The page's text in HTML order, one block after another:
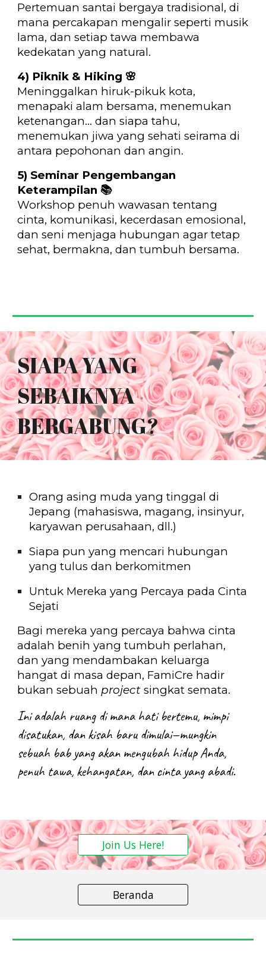
Pertemuan santai bergaya tradisional, di
mana percakapan mengalir seperti musik
lama, dan setiap tawa membawa
kedekatan yang natural.
4) Piknik & Hiking 🌸
Meninggalkan hiruk-pikuk kota,
menapaki alam bersama, menemukan
ketenangan… dan siapa tahu,
menemukan jiwa yang sehati seirama di
antara pepohonan dan angin.
5) Seminar Pengembangan
Keterampilan 📚
Workshop penuh wawasan tentang
cinta, komunikasi, kecerdasan emosional,
dan seni menjaga hubungan agar tetap
sehat, bermakna, dan tumbuh bersama.
SIAPA YANG
SEBAIKNYA
BERGABUNG?
Orang asing muda yang tinggal di
Jepang (mahasiswa, magang, insinyur,
karyawan perusahaan, dll.)
Siapa pun yang mencari hubungan
yang tulus dan berkomitmen
Untuk Mereka yang Percaya pada Cinta
Sejati
Bagi mereka yang percaya bahwa cinta
adalah benih yang tumbuh perlahan,
dan yang mendambakan keluarga
hangat di masa depan, FamiCre hadir
bukan sebuah projectsingkat semata.
Ini adalah ruang di mana hati bertemu, mimpi
disatukan, dan kisah baru dimulai—mungkin
sebuah bab yang akan mengubah hidup Anda,
penuh tawa, kehangatan, dan cinta yang abadi.
Join Us Here!
Beranda